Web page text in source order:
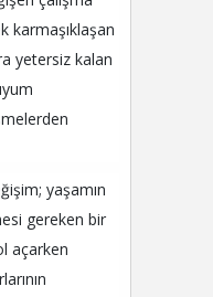
karmaşıklaşan
yetersiz kalan
yaşamın
gereken bir
açarken